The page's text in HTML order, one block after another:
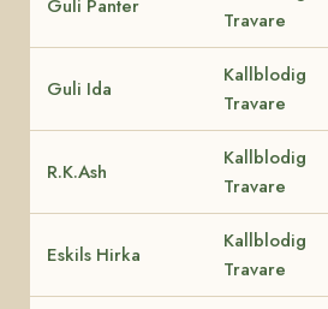
Guli Panter
Travare
Guli Ida
Kallblodig
Travare
R.K.Ash
Kallblodig
Travare
Eskils Hirka
Kallblodig
Travare